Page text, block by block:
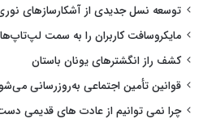
توسعه نسل جدیدی از آشکارسازهای
مایکروسافت کاربران را به سمت
کشف راز انگشترهای یونان باستان
قوانین تأمین اجتماعی به‌روزرسانی
چرا نمی توانیم از عادت های قدیمی